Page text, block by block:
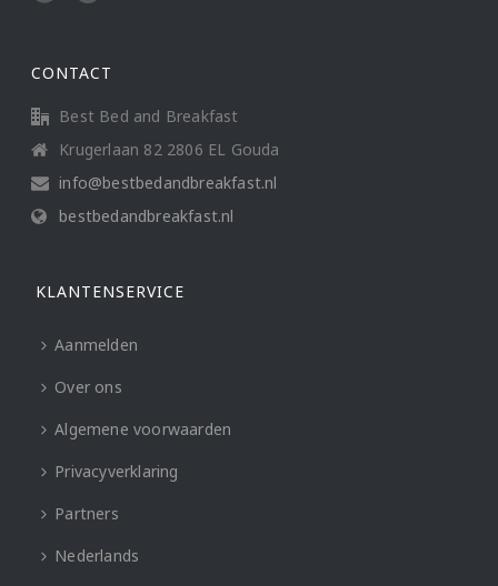
CONTACT
Best Bed and Breakfast
Krugerlaan 82 2806 EL Gouda
info@bestbedandbreakfast.nl
bestbedandbreakfast.nl
KLANTENSERVICE
Aanmelden
Over ons
Algemene voorwaarden
Privacyverklaring
Partners
Nederlands